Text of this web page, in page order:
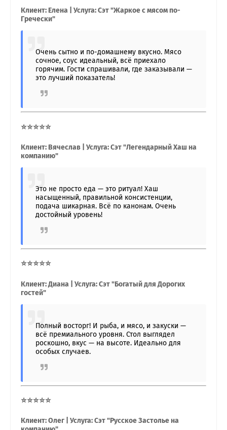
Клиент: Елена | Услуга: Сэт "Жаркое с мясом по-
Гречески"
Очень сытно и по-домашнему вкусно. Мясо
сочное, соус идеальный, всё приехало
горячим. Гости спрашивали, где заказывали —
это лучший показатель!
⭐⭐⭐⭐⭐
Клиент: Вячеслав | Услуга: Сэт "Легендарный Хаш на
компанию"
Это не просто еда — это ритуал! Хаш
насыщенный, правильной консистенции,
подача шикарная. Всё по канонам. Очень
достойный уровень!
⭐⭐⭐⭐⭐
Клиент: Диана | Услуга: Сэт "Богатый для Дорогих
гостей"
Полный восторг! И рыба, и мясо, и закуски —
всё премиального уровня. Стол выглядел
роскошно, вкус — на высоте. Идеально для
особых случаев.
⭐⭐⭐⭐⭐
Клиент: Олег | Услуга: Сэт "Русское Застолье на